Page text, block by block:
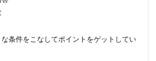
条件をこなしてポイントをゲットしてい